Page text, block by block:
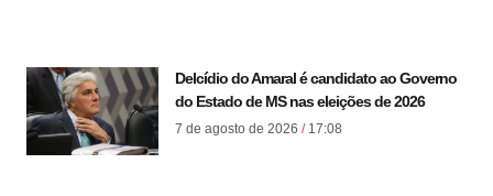
Delcídio do Amaral é candidato ao Governo
do Estado de MS nas eleições de 2026
7 de agosto de 2026 17:08